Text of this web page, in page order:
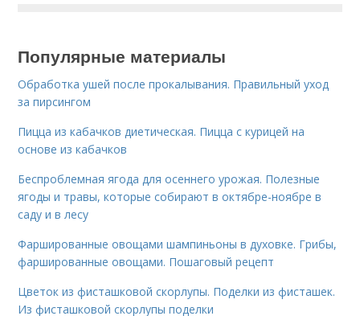
Популярные материалы
Обработка ушей после прокалывания. Правильный уход
за пирсингом
Пицца из кабачков диетическая. Пицца с курицей на
основе из кабачков
Беспроблемная ягода для осеннего урожая. Полезные
ягоды и травы, которые собирают в октябре-ноябре в
саду и в лесу
Фаршированные овощами шампиньоны в духовке. Грибы,
фаршированные овощами. Пошаговый рецепт
Цветок из фисташковой скорлупы. Поделки из фисташек.
Из фисташковой скорлупы поделки